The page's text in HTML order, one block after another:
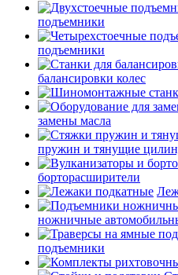
подъемники
подъемники
балансировки колес
замены масла
пружин и тянущие
борторасширители
ножничные
подъемники